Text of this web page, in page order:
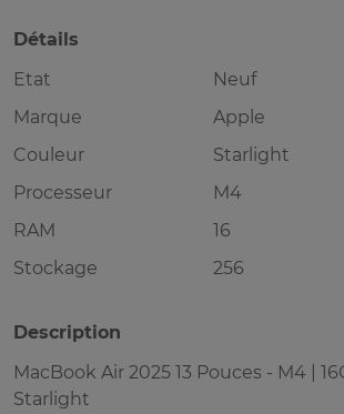
Détails
Etat
Neuf
Marque
Apple
Couleur
Starlight
Processeur
M4
RAM
16
Stockage
256
Description
MacBook Air 2025 13 Pouces - M4 |
Starlight